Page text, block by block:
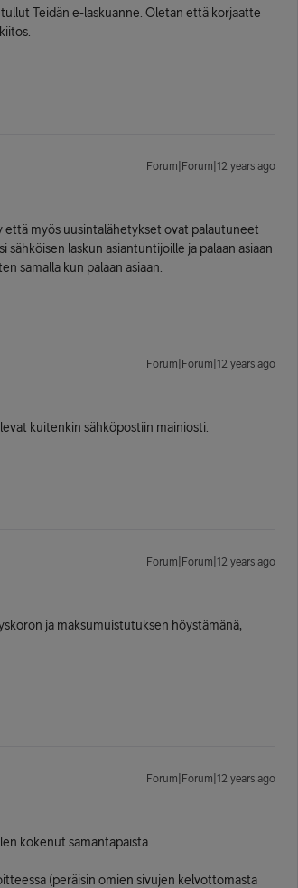
Teidän e-laskuanne. Oletan että korjaatte
Forum|Forum|12 years ago
että myös uusintalähetykset ovat palautuneet
laskun asiantuntijoille ja palaan asiaan
samalla kun palaan asiaan.
Forum|Forum|12 years ago
kuitenkin sähköpostiin mainiosti.
Forum|Forum|12 years ago
ja maksumuistutuksen höystämänä,
Forum|Forum|12 years ago
kokenut samantapaista.
(peräisin omien sivujen kelvottomasta